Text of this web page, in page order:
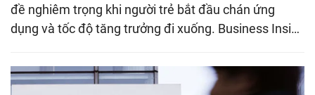
đề nghiêm trọng khi người trẻ bắt đầu chán ứng
dụng và tốc độ tăng trưởng đi xuống. Business Insi…